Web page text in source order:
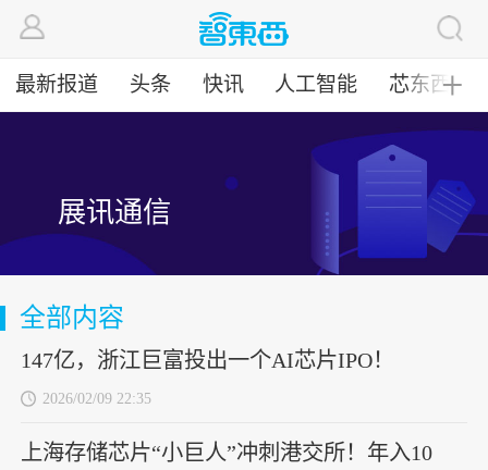
最新报道 头条 快讯 人工智能 芯东西╋
展讯通信
全部内容
147亿，浙江巨富投出一个AI芯片IPO！
2026/02/09 22:35
上海存储芯片“小巨人”冲刺港交所！年入10